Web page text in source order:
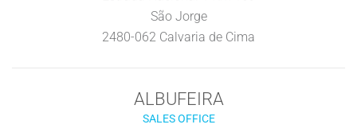
São Jorge
2480-062 Calvaria de Cima
ALBUFEIRA
SALES OFFICE